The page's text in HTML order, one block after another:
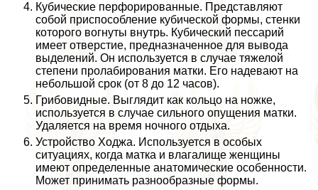
Кубические перфорированные. Представляют
собой приспособление кубической формы, стенки
которого вогнуты внутрь. Кубический пессарий
имеет отверстие, предназначенное для вывода
выделений. Он используется в случае тяжелой
степени пролабирования матки. Его надевают на
небольшой срок (от 8 до 12 часов).
Грибовидные. Выглядит как кольцо на ножке,
используется в случае сильного опущения матки.
Удаляется на время ночного отдыха.
Устройство Ходжа. Используется в особых
ситуациях, когда матка и влагалище женщины
имеют определенные анатомические особенности.
Может принимать разнообразные формы.